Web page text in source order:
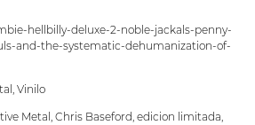
hellbilly-deluxe-2-noble-jackals-penny-
and-the-systematic-dehumanization-of-
, Vinilo
Metal , Chris Baseford, edicion limitada,